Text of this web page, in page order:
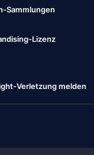
Sammlungen
Lizenz
Verletzung melden